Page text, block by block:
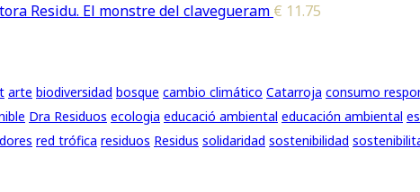
Residu. El monstre del clavegueram € 11.75
arte biodiversidad bosque cambio climático Catarroja consumo
Dra Residuos ecologia educació ambiental educación ambiental
red trófica residuos Residus solidaridad sostenibilidad